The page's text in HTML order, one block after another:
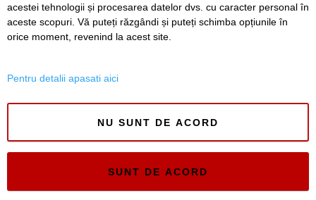
SERVICII Redactia
Folosinta Cookie-urilor
Timiș Online
acestei tehnologii și procesarea datelor dvs. cu caracter personal în
aceste scopuri. Vă puteți răzgândi și puteți schimba opțiunile în
orice moment, revenind la acest site.
Pentru detalii apasati aici
NU SUNT DE ACORD
SUNT DE ACORD